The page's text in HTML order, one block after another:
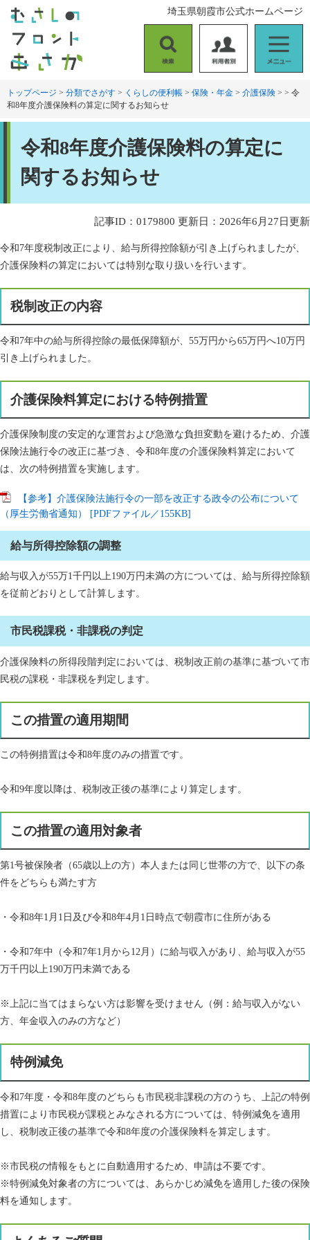
す
。
し
て
索
用
者
ニ
ュ
埼玉県朝霞市公式ホームページ
トップページ > 分類でさがす > くらしの便利帳 > 保険・年金 > 介護保険 > > 令
和8年度介護保険料の算定に関するお知らせ
令和8年度介護保険料の算定に
関するお知らせ
記事ID：0179800 更新日：2026年6月27日更新
令和7年度税制改正により、給与所得控除額が引き上げられましたが、
介護保険料の算定においては特別な取り扱いを行います。
税制改正の内容
令和7年中の給与所得控除の最低保障額が、55万円から65万円へ10万円
引き上げられました。
介護保険料算定における特例措置
介護保険制度の安定的な運営および急激な負担変動を避けるため、介護
保険法施行令の改正に基づき、令和8年度の介護保険料算定において
は、次の特例措置を実施します。
【参考】介護保険法施行令の一部を改正する政令の公布について
（厚生労働省通知） [PDFファイル／155KB]
給与所得控除額の調整
給与収入が55万1千円以上190万円未満の方については、給与所得控除額
を従前どおりとして計算します。
市民税課税・非課税の判定
介護保険料の所得段階判定においては、税制改正前の基準に基づいて市
民税の課税・非課税を判定します。
この措置の適用期間
この特例措置は令和8年度のみの措置です。
令和9年度以降は、税制改正後の基準により算定します。
この措置の適用対象者
第1号被保険者（65歳以上の方）本人または同じ世帯の方で、以下の条
件をどちらも満たす方
・令和8年1月1日及び令和8年4月1日時点で朝霞市に住所がある
・令和7年中（令和7年1月から12月）に給与収入があり、給与収入が55
万千円以上190万円未満である
※上記に当てはまらない方は影響を受けません（例：給与収入がない
方、年金収入のみの方など）
特例減免
令和7年度・令和8年度のどちらも市民税非課税の方のうち、上記の特例
措置により市民税が課税とみなされる方については、特例減免を適用
し、税制改正後の基準で令和8年度の介護保険料を算定します。
※市民税の情報をもとに自動適用するため、申請は不要です。
※特例減免対象者の方については、あらかじめ減免を適用した後の保険
料を通知します。